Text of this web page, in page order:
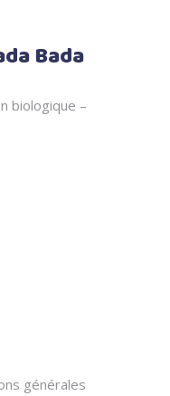
Bada
biologique –
générales